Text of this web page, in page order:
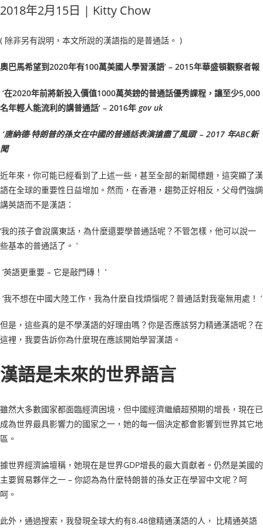
2018年2月15日 | Kitty Chow
( 除非另有說明，本文所說的漢語指的是普通話。 )
奧巴馬希望到2020年有100萬美國人學習漢語’ – 2015年華盛頓觀察者報
‘在2020年前將新投入價值1000萬英鎊的普通話優秀課程，讓至少5,000
名年輕人能流利的講普通話’ – 2016年 gov uk
‘唐納德·特朗普的孫女在中國的普通話表演搶盡了風頭’ – 2017 年ABC新
聞
近年來，你可能已經看到了上述一些，甚至全部的新聞標題，這突顯了漢
語在全球的重要性日益增加。然而，在香港，趨勢正好相反，父母們強調
講英語而不是漢語：
‘我的孩子會說廣東話，為什麼還要學普通話呢？不管怎樣，他可以說一
些基本的普通話了。 ’
‘英語更重要 – 它是敲門磚！ ’
‘我不想在中國大陸工作，我為什麼自找煩惱呢？普通話對我毫無用處！ ’
但是，這些真的是不學漢語的好理由嗎？你是否應該努力精通漢語呢？在
這裡，我要告訴你為什麼現在應該開始學習漢語。
漢語是未來的世界語言
雖然大多數國家都面臨經濟困境，但中國經濟繼續超預期的增長，現在已
成為世界最具影響力的國家之一，她的每一個決定都會影響到世界其它地
區。
據世界經濟論壇稱，她現在是世界GDP增長的最大貢獻者。仍然是美國的
主要貿易夥伴之一 – 你認為為什麼特朗普的孫女正在學習中文呢？呵
呵。
此外，通過搜索，我發現全球大約有8.48億精通漢語的人， 比精通英語